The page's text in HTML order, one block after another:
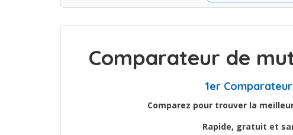
Comparateur de
1er
Comparez pour trouver la
Rapide, gratuit et